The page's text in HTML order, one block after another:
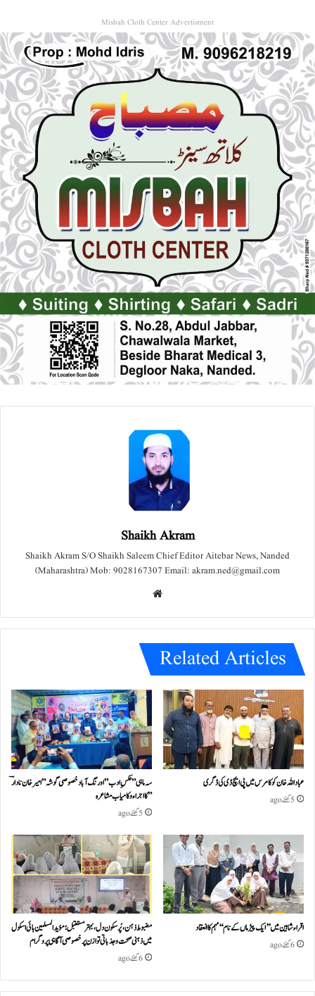
Misbah Cloth Center Advertisment
Shaikh Akram
Shaikh Akram S/O Shaikh Saleem Chief Editor Aitebar News, Nanded
(Maharashtra) Mob: 9028167307 Email: akram.ned@gmail.com
e
Related Articles
عباداللہ خان کو کامرس میں پی ایچ ڈی کی ڈگری
5 گھنٹے ago
سہ ماہی ” عکسِ ادب” اورنگ آباد خصوصی گو شہ ” امیر خان نادا رؔ
” کا اجراء و کامیاب مشا عر ہ
5 گھنٹے ago
اقراء شاہین میں ’’ایک پیڑ ماں کے نام‘‘ مہم کا انعقاد
6 گھنٹے ago
مضبوط ذہن، پُرسکون دل، بہتر مستقبل؛ مؤید المسلمین ہائی اسکول
میں ذہنی صحت و جذباتی توازن پر خصوصی آگاہی پروگرام
6 گھنٹے ago